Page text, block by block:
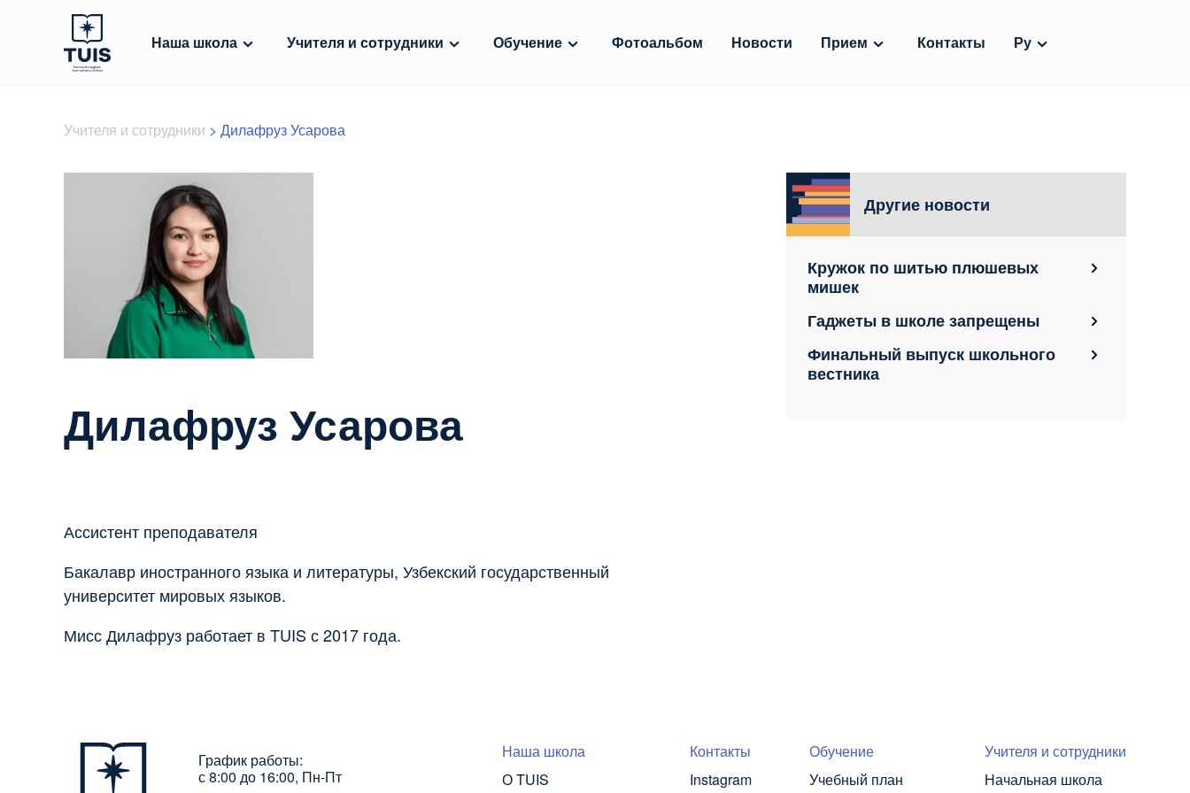
Наша школа Учителя и сотрудники Обучение Фотоальбом Новости Прием Контакты Ру
Учителя и сотрудники > Дилафруз Усарова
Дилафруз Усарова
Ассистент преподавателя
Бакалавр иностранного языка и литературы, Узбекский государственный
университет мировых языков.
Мисс Дилафруз работает в TUIS с 2017 года.
Другие новости
Кружок по шитью плюшевых
мишек
Гаджеты в школе запрещены
Финальный выпуск школьного
вестника
График работы:
с 8:00 до 16:00, Пн-Пт
Наша школа
О TUIS
Контакты
Instagram
Обучение
Учебный план
Учителя и сотрудники
Начальная школа